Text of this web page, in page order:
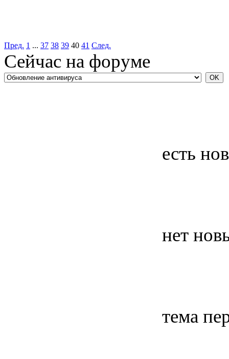
Пред. 1 ... 37 38 39 40 41 След.
Сейчас на форуме
есть
нет
тема